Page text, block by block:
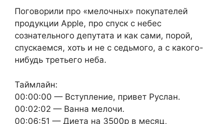
Поговорили про «мелочных» покупателей
продукции Apple, про спуск с небес
сознательного депутата и как сами, порой,
спускаемся, хоть и не с седьмого, а с какого-
нибудь третьего неба.
Таймлайн:
00:00:00 — Вступление, привет Руслан.
00:02:02 — Ванна мелочи.
00:06:51 — Диета на 3500р в месяц,